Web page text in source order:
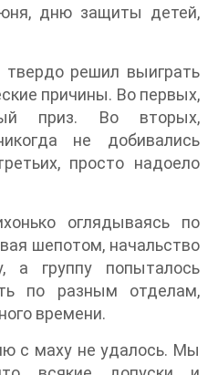
дню защиты детей,
решил выиграть
причины. Во первых,
приз. Во вторых,
не добивались
просто надоело
оглядываясь по
шепотом, начальство
а группу попыталось
по разным отделам,
времени.
с маху не удалось. Мы